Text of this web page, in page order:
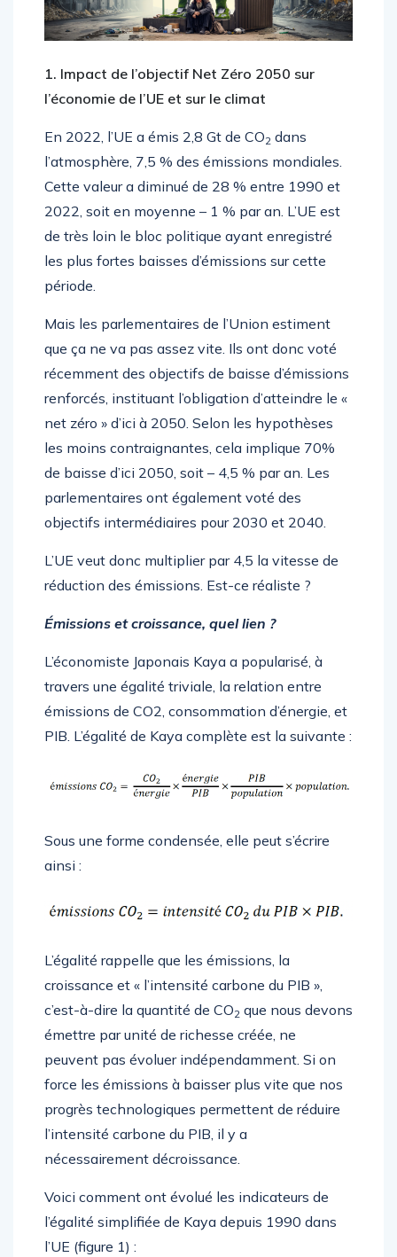
1. Impact de l’objectif Net Zéro 2050 sur
l’économie de l’UE et sur le climat
En 2022, l’UE a émis 2,8 Gt de CO2 dans
l’atmosphère, 7,5 % des émissions mondiales.
Cette valeur a diminué de 28 % entre 1990 et
2022, soit en moyenne – 1 % par an. L’UE est
de très loin le bloc politique ayant enregistré
les plus fortes baisses d’émissions sur cette
période.
Mais les parlementaires de l’Union estiment
que ça ne va pas assez vite. Ils ont donc voté
récemment des objectifs de baisse d’émissions
renforcés, instituant l’obligation d’atteindre le «
net zéro » d’ici à 2050. Selon les hypothèses
les moins contraignantes, cela implique 70%
de baisse d’ici 2050, soit – 4,5 % par an. Les
parlementaires ont également voté des
objectifs intermédiaires pour 2030 et 2040.
L’UE veut donc multiplier par 4,5 la vitesse de
réduction des émissions. Est-ce réaliste ?
Émissions et croissance, quel lien ?
L’économiste Japonais Kaya a popularisé, à
travers une égalité triviale, la relation entre
émissions de CO2, consommation d’énergie, et
PIB. L’égalité de Kaya complète est la suivante :
Sous une forme condensée, elle peut s’écrire
ainsi :
L’égalité rappelle que les émissions, la
croissance et « l’intensité carbone du PIB »,
c’est-à-dire la quantité de CO2 que nous devons
émettre par unité de richesse créée, ne
peuvent pas évoluer indépendamment. Si on
force les émissions à baisser plus vite que nos
progrès technologiques permettent de réduire
l’intensité carbone du PIB, il y a
nécessairement décroissance.
Voici comment ont évolué les indicateurs de
l’égalité simplifiée de Kaya depuis 1990 dans
l’UE (figure 1) :